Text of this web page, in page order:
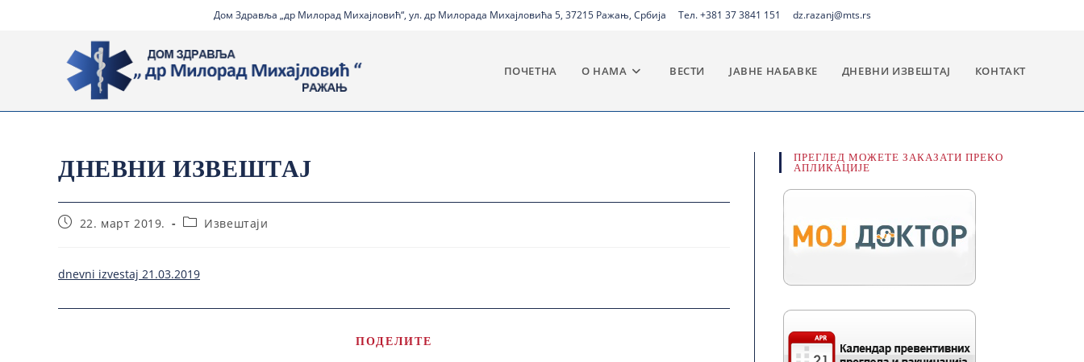
Дом Здравља „др Милорад Михајловић“, ул. др Милорада Михајловића 5, 37215 Ражањ, Србија Тел. +381 37 3841 151 dz.razanj@mts.rs
ПОЧЕТНА О НАМА ВЕСТИ ЈАВНЕ НАБАВКЕ ДНЕВНИ ИЗВЕШТАЈ КОНТАКТ
ДНЕВНИ ИЗВЕШТАЈ
22. март 2019. Извештаји
dnevni izvestaj 21.03.2019
ПОДЕЛИТЕ
ПРЕГЛЕД МОЖЕТЕ ЗАКАЗАТИ ПРЕКО
АПЛИКАЦИЈЕ